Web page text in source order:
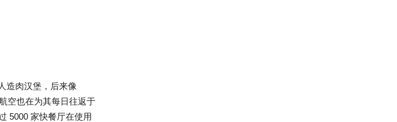
造肉汉堡，后来像
空也在为其每日往返于
5000 家快餐厅在使用